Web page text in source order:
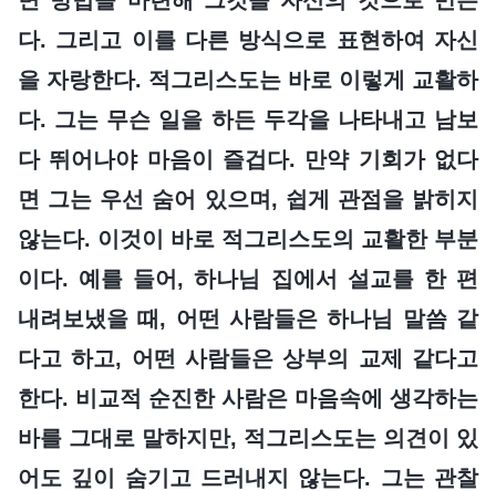
다. 그리고 이를 다른 방식으로 표현하여 자신
을 자랑한다. 적그리스도는 바로 이렇게 교활하
다. 그는 무슨 일을 하든 두각을 나타내고 남보
다 뛰어나야 마음이 즐겁다. 만약 기회가 없다
면 그는 우선 숨어 있으며, 쉽게 관점을 밝히지
않는다. 이것이 바로 적그리스도의 교활한 부분
이다. 예를 들어, 하나님 집에서 설교를 한 편
내려보냈을 때, 어떤 사람들은 하나님 말씀 같
다고 하고, 어떤 사람들은 상부의 교제 같다고
한다. 비교적 순진한 사람은 마음속에 생각하는
바를 그대로 말하지만, 적그리스도는 의견이 있
어도 깊이 숨기고 드러내지 않는다. 그는 관찰